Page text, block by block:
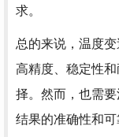
求。
总的来说，温度
高精度、稳定性
择。然而，也需
结果的准确性和